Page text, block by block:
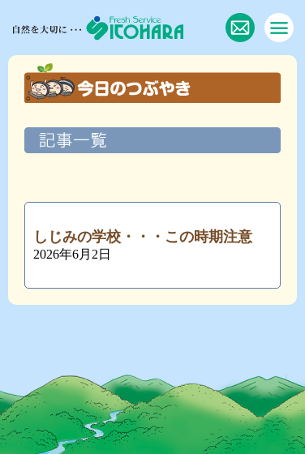
しじみの学校・・・この時期注意
2026年6月2日